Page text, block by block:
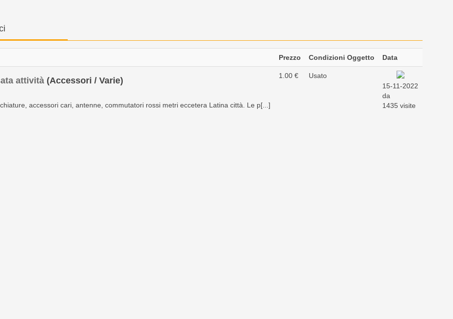
Prezzo Condizioni Oggetto Data
attività (Accessori / Varie)
accessori cari, antenne, commutatori rossi metri eccetera Latina città. Le p[...]
1.00 €
Usato
15-11-2022
da
1435 visite